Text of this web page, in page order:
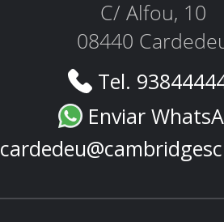
C/ Alfou, 10
08440
Tel.
Enviar